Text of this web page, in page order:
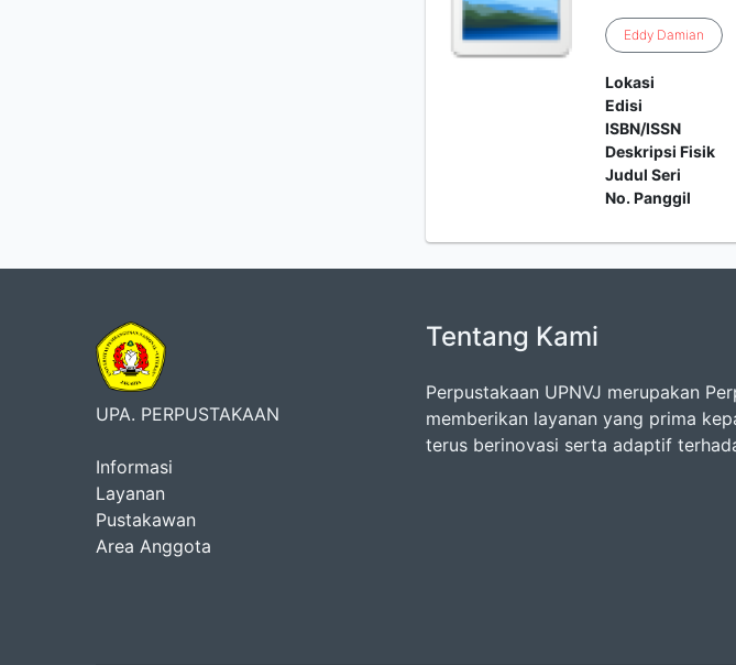
Eddy Damian
Lokasi
Edisi
ISBN/ISSN
Deskripsi Fisik
Judul Seri
No. Panggil
UPA. PERPUSTAKAAN
Informasi
Layanan
Pustakawan
Area Anggota
Tentang Kami
Perpustakaan UPNVJ merupakan
memberikan layanan yang prima
terus berinovasi serta adaptif